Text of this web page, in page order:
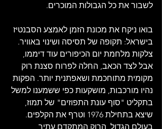
לשבור את כל הגבולות המוכרים.
בואו ניקח את מכונת הזמן לאמצע הסבנטיז
בישראל: תקופה של תסיסה ושינוי באוויר.
צלקות מלחמת יום הכיפורים עוד דיממו,
אבל לצד הכאב, החלה לפרוח סצנת רוק
מקומית מתוחכמת ושאפתנית יותר. הפקות
נהיו מורכבות, מושקעות כפי ששמענו למשל
בתקליט "סוף עונת התפוזים" של תמוז,
שיצא בתחילת 1976 וטרף את הקלפים.
בעולם הגדול, הרוק המתקדם עתיר